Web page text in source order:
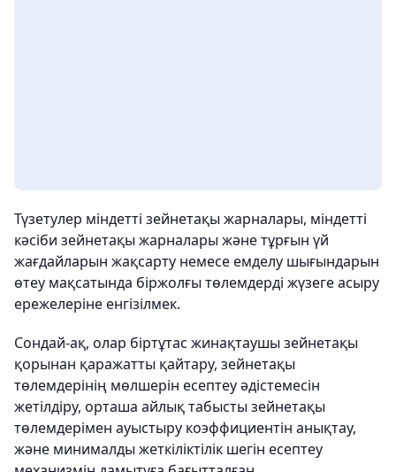
Түзетулер міндетті зейнетақы жарналары, міндетті
кәсіби зейнетақы жарналары және тұрғын үй
жағдайларын жақсарту немесе емделу шығындарын
өтеу мақсатында біржолғы төлемдерді жүзеге асыру
ережелеріне енгізілмек.
Сондай-ақ, олар біртұтас жинақтаушы зейнетақы
қорынан қаражатты қайтару, зейнетақы
төлемдерінің мөлшерін есептеу әдістемесін
жетілдіру, орташа айлық табысты зейнетақы
төлемдерімен ауыстыру коэффициентін анықтау,
және минималды жеткіліктілік шегін есептеу